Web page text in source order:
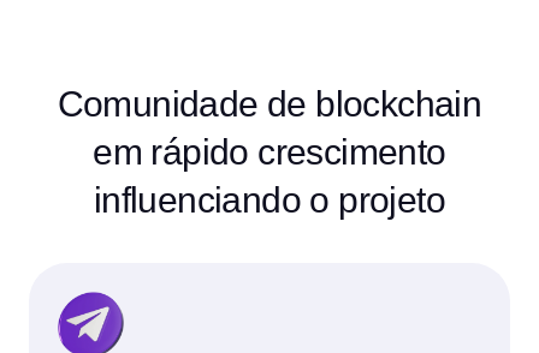
Comunidade de blockchain
em rápido crescimento
influenciando o projeto